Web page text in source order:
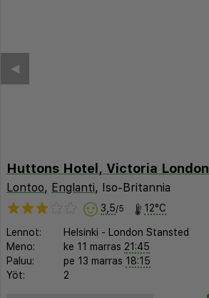
◀︎
Huttons Hotel, Victoria London
Lontoo, Englanti, Iso-Britannia
3,5/5 12°C
Lennot: Helsinki - London Stansted
Meno:
ke 11 marras 21:45
Paluu:
pe 13 marras 18:15
Yöt:
2